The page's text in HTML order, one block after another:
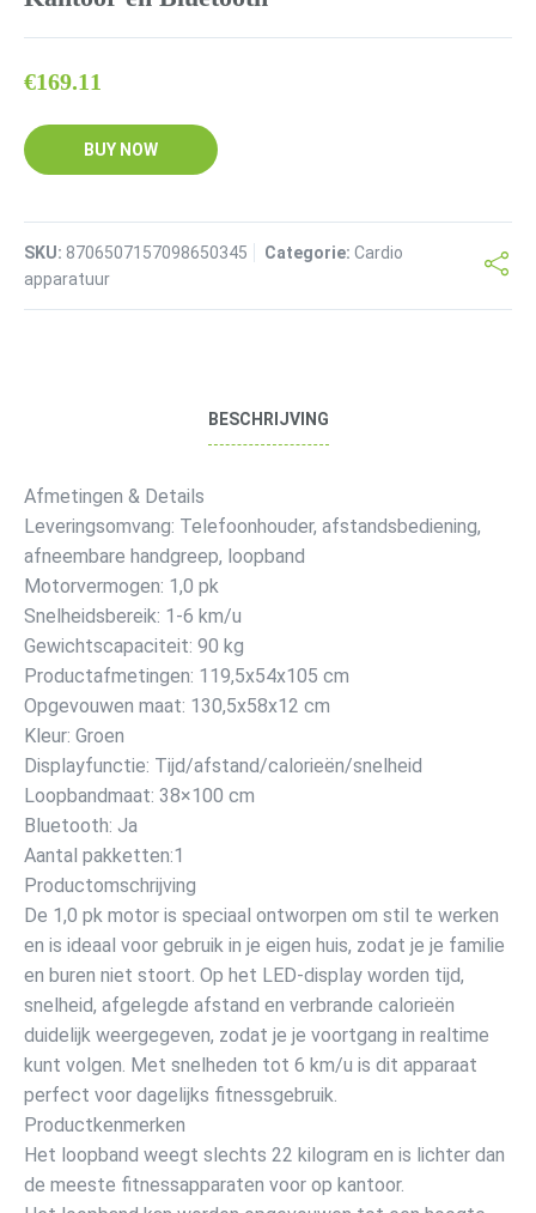
€169.11
BUY NOW
SKU: 8706507157098650345 Categorie: Cardio
apparatuur
BESCHRIJVING
Afmetingen & Details
Leveringsomvang: Telefoonhouder, afstandsbediening,
afneembare handgreep, loopband
Motorvermogen: 1,0 pk
Snelheidsbereik: 1-6 km/u
Gewichtscapaciteit: 90 kg
Productafmetingen: 119,5x54x105 cm
Opgevouwen maat: 130,5x58x12 cm
Kleur: Groen
Displayfunctie: Tijd/afstand/calorieën/snelheid
Loopbandmaat: 38×100 cm
Bluetooth: Ja
Aantal pakketten:1
Productomschrijving
De 1,0 pk motor is speciaal ontworpen om stil te werken
en is ideaal voor gebruik in je eigen huis, zodat je je familie
en buren niet stoort. Op het LED-display worden tijd,
snelheid, afgelegde afstand en verbrande calorieën
duidelijk weergegeven, zodat je je voortgang in realtime
kunt volgen. Met snelheden tot 6 km/u is dit apparaat
perfect voor dagelijks fitnessgebruik.
Productkenmerken
Het loopband weegt slechts 22 kilogram en is lichter dan
de meeste fitnessapparaten voor op kantoor.